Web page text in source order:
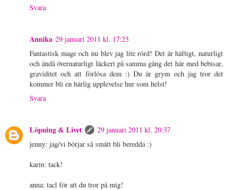
Svara
Annika 29 januari 2011 kl. 17:23
Fantastisk mage och nu blev jag lite rörd! Det är häftigt, naturligt
och ändå övernaturligt läckert på samma gång det här med bebisar,
graviditet och att förlösa dem :) Du är grym och jag tror det
kommer bli en härlig upplevelse hur som helst!
Svara
Löpning & Livet
29 januari 2011 kl. 20:37
jenny: jag/vi börjar så smått bli beredda :)
karin: tack!
anna: tacl för att du tror på mig!